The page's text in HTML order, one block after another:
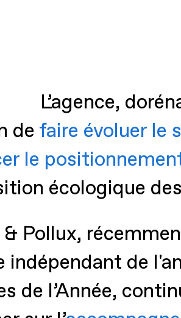
L’agence,
de faire évoluer le
le
écologique
Pollux,
indépendant de
de l’Année,